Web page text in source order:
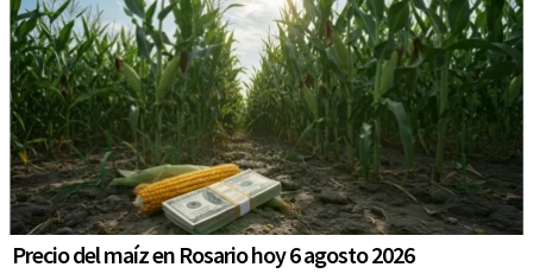
Precio del maíz en Rosario hoy 6 agosto 2026